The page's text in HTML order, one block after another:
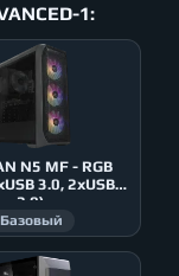
1:
N5 MF - RGB
3.0, 2xUSB
2.0)
Базовый